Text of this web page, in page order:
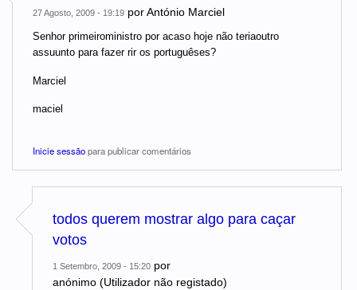
27 Agosto, 2009 - 19:19 porAntónio Marciel
Senhor primeiroministro por acaso hoje não teriaoutro
assuunto para fazer rir os portuguêses?
Marciel
maciel
Inicie sessãopara publicar comentários
todos querem mostrar algo para caçar
votos
1 Setembro, 2009 - 15:20 por
anónimo (Utilizador não registado)